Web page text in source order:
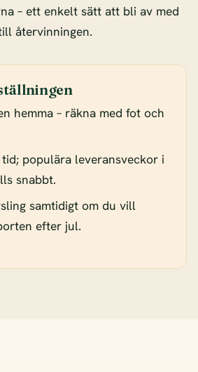
– ett enkelt sätt att bli av med
återvinningen.
hemma – räkna med fot och
populära leveransveckor i
snabbt.
samtidigt om du vill
efter jul.